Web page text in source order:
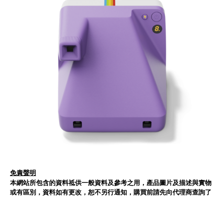
免責聲明
本網站所包含的資料祗供一般資料及參考之用，產品圖片及描述與實物
或有區別，資料如有更改，恕不另行通知，購買前請先向代理商查詢了